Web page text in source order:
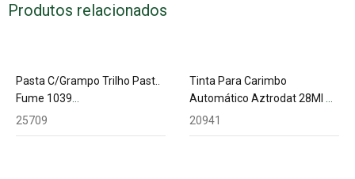
Produtos relacionados
Pasta C/Grampo Trilho Past..
Fume 1039
Acp(Classificadora)
25709
Tinta Para Carimbo
Automático Aztrodat 28Ml A
Base Água7011
20941